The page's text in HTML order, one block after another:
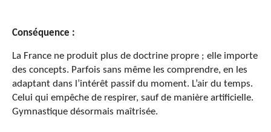
Conséquence :
La France ne produit plus de doctrine propre ; elle importe
des concepts. Parfois sans même les comprendre, en les
adaptant dans l’intérêt passif du moment. L’air du temps.
Celui qui empêche de respirer, sauf de manière artificielle.
Gymnastique désormais maîtrisée.